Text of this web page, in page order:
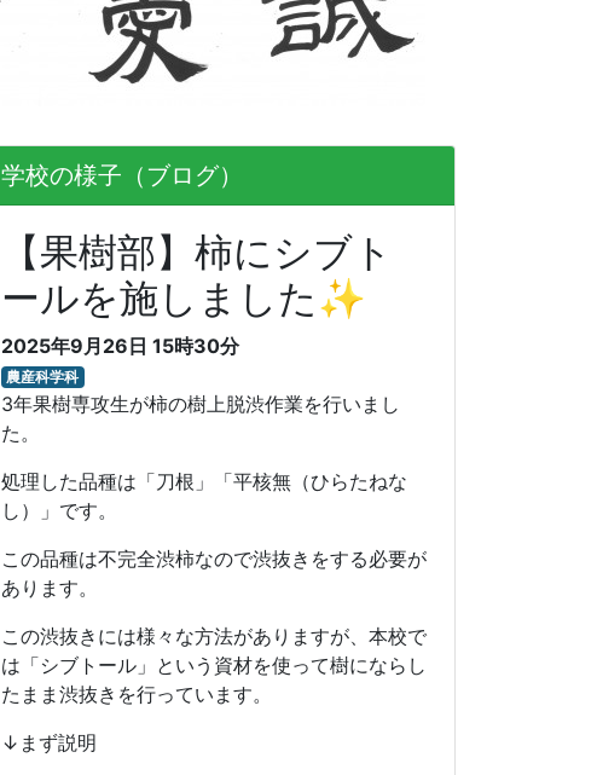
学校の様子（ブログ）
【果樹部】柿にシブト
ールを施しました✨
2025年9月26日 15時30分
農産科学科
3年果樹専攻生が柿の樹上脱渋作業を行いまし
た。
処理した品種は「刀根」「平核無（ひらたねな
し）」です。
この品種は不完全渋柿なので渋抜きをする必要が
あります。
この渋抜きには様々な方法がありますが、本校で
は「シブトール」という資材を使って樹にならし
たまま渋抜きを行っています。
↓まず説明